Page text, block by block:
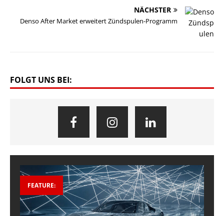
NÄCHSTER
Denso After Market erweitert Zündspulen-Programm
FOLGT UNS BEI:
FEATURE: